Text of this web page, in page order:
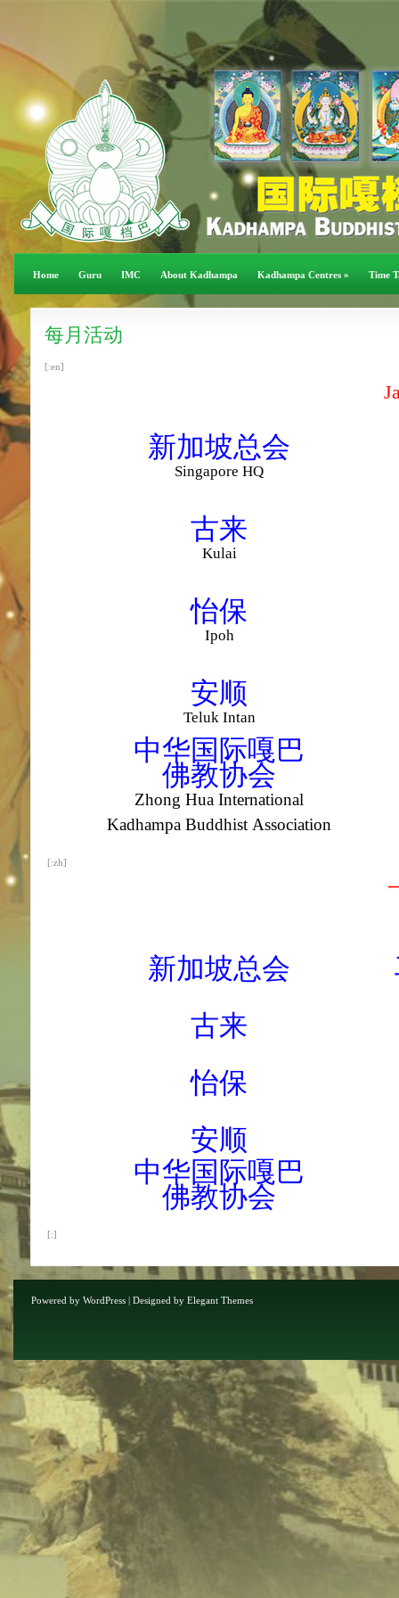
Home Guru IMC About Kadhampa Kadhampa Centres » Time
每月活动
[:en]
新加坡总会
Singapore HQ
古来
Kulai
怡保
Ipoh
安顺
Teluk Intan
中华国际嘎巴
佛教协会
Zhong Hua International
Kadhampa Buddhist Association
[:zh]
新加坡总会
古来
怡保
安顺
中华国际嘎巴
佛教协会
[:]
Powered by WordPress | Designed by Elegant Themes